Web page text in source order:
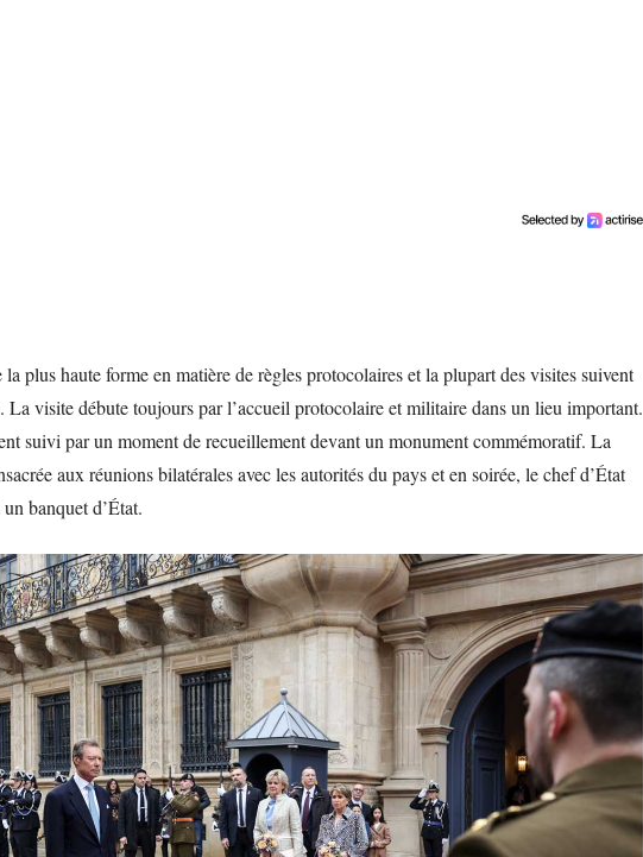
la plus haute forme en matière de règles protocolaires et la plupart des visites suivent
La visite débute toujours par l’accueil protocolaire et militaire dans un lieu important.
suivi par un moment de recueillement devant un monument commémoratif. La
aux réunions bilatérales avec les autorités du pays et en soirée, le chef d’État
banquet d’État.